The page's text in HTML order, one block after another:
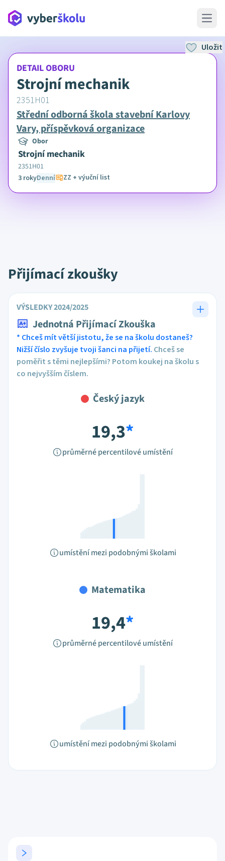
Open
DETAIL OBORU
Strojní mechanik
2351H01
Střední odborná škola stavební Karlovy
Vary, příspěvková organizace
Obor
Strojní mechanik
2351H01
3 rokyDenní ZZ + výuční list
Uložit
Přijímací zkoušky
VÝSLEDKY 2024/2025
Jednotná Přijímací Zkouška
* Chceš mít větší jistotu, že se na školu dostaneš?
Nižší číslo zvyšuje tvoji šanci na přijetí. Chceš se
poměřit s těmi nejlepšími? Potom koukej na školu s
co nejvyšším číslem.
Český jazyk
19,3*
průměrné percentilové umístění
umístění mezi podobnými školami
Matematika
19,4*
průměrné percentilové umístění
umístění mezi podobnými školami